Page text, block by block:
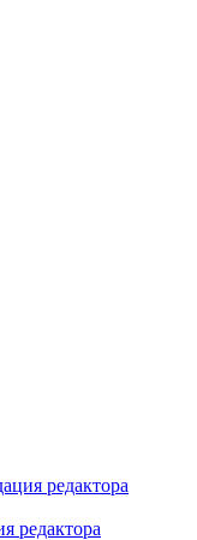
редактора
редактора